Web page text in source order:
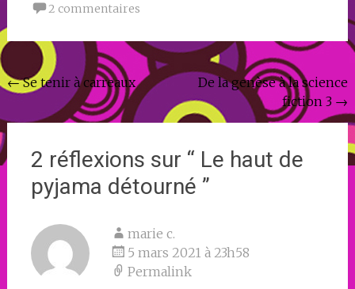
2 commentaires
Navigation
←Se tenir à carreaux
De la genèse à la science
fiction 3 →
2 réflexions sur “ Le haut de
pyjama détourné ”
marie c.
5 mars 2021 à 23h58
Permalink